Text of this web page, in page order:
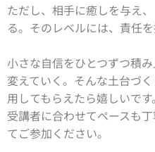
ただし、相手に癒しを与え
る。そのレベルには、責任を
小さな自信をひとつずつ積
変えていく。そんな土台づ
用してもらえたら嬉しいです。
受講者に合わせてペースも
てご参加ください。